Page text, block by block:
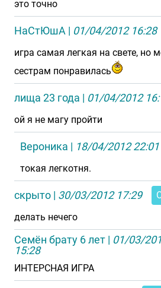
это точно
НаСтЮшА | 01/04/2012 16:28
игра самая легкая на свете,
сестрам понравилась
лища 23 года | 01/04/2012
ой я не магу пройти
Вероника | 18/04/2012 22:01
токая легкотня.
скрыто | 30/03/2012 17:29
делать нечего
Семён брату 6 лет | 01/03/
15:28
ИНТЕРСНАЯ ИГРА